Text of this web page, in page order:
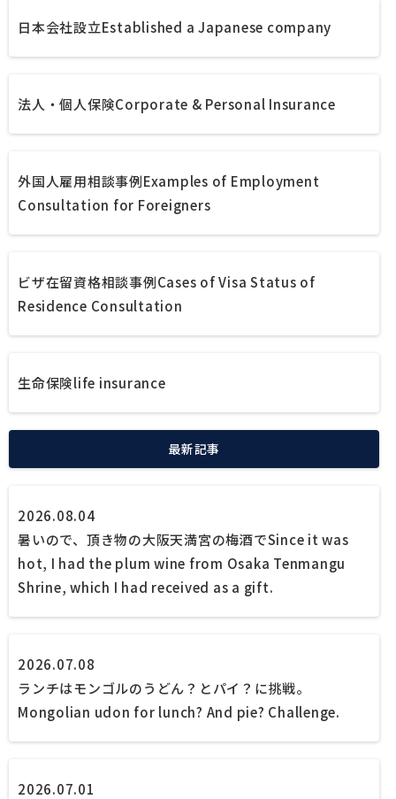
日本会社設立Established a Japanese company
法人・個人保険Corporate & Personal Insurance
外国人雇用相談事例Examples of Employment
Consultation for Foreigners
ビザ在留資格相談事例Cases of Visa Status of
Residence Consultation
生命保険life insurance
最新記事
2026.08.04
暑いので、頂き物の大阪天満宮の梅酒でSince it was
hot, I had the plum wine from Osaka Tenmangu
Shrine, which I had received as a gift.
2026.07.08
ランチはモンゴルのうどん？とパイ？に挑戦。
Mongolian udon for lunch? And pie? Challenge.
2026.07.01